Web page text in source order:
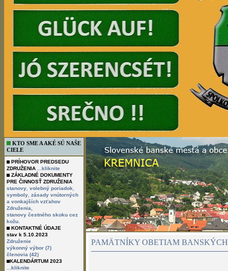
KTO SME A AKÉ SÚ NAŠE
CIELE
PRÍHOVOR PREDSEDU
ZDRUŽENIA
...kliknite
ZÁKLADNÉ DOKUMENTY
PRE ČINNOSŤ ZDRUŽENIA
stanovy volebný poriadok
symboly zásady vnútorných
a vonkajších vzťahov
Združenia,
stanovy čestného skoku cez
kožu.
KONTAKTNÉ ÚDAJE
stav k 5.10.2023
Združenie
výkonný výbor (7)
členovia (42)
KALENDÁRTUM 2023
...kliknite
PAMÄTNÍKY OBETIAM